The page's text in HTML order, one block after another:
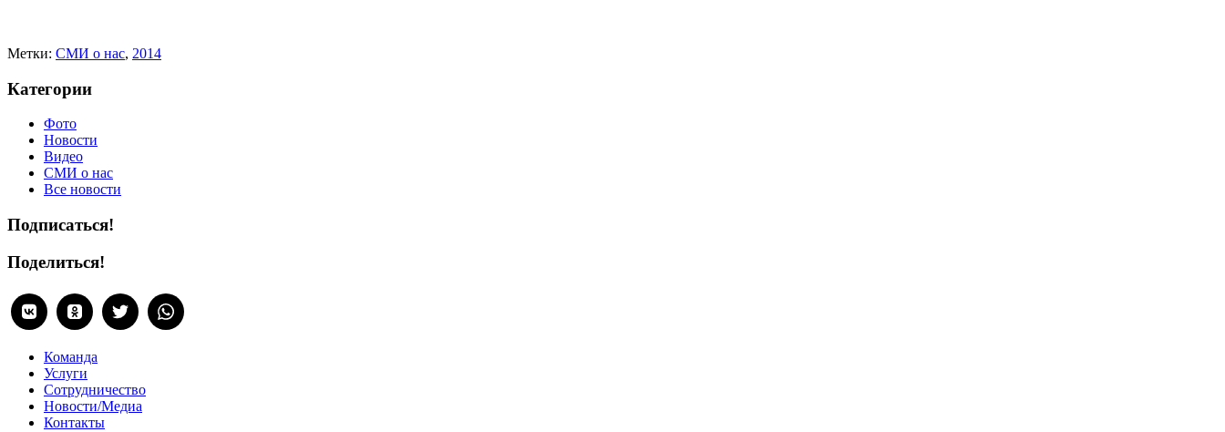
Метки: CМИ о нас, 2014
Категории
Фото
Новости
Видео
СМИ о нас
Все новости
Подписаться!
Поделиться!
Команда
Услуги
Сотрудничество
Новости/Медиа
Контакты